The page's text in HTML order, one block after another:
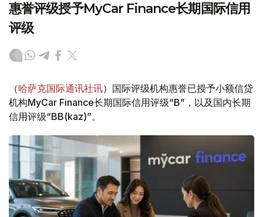
惠誉评级授予MyCar Finance长期国际信用
评级
（哈萨克国际通讯社讯）国际评级机构惠誉已授予小额信贷
机构MyCar Finance长期国际信用评级“B”，以及国内长期
信用评级“BB(kaz)”。